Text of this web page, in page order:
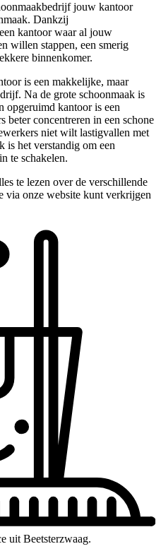
jouw kantoor
Dankzij
kantoor waar al jouw
willen stappen, een smerig
binnenkomer.
is een makkelijke, maar
Na de grote schoonmaak is
opgeruimd kantoor is een
beter concentreren in een schone
niet wilt lastigvallen met
is het verstandig om een
te schakelen.
te lezen over de verschillende
via onze website kunt verkrijgen
uit Beetsterzwaag.